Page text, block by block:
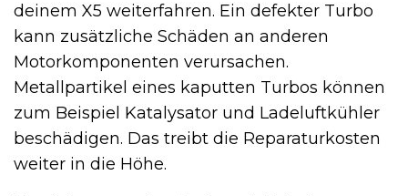
deinem X5 weiterfahren. Ein defekter Turbo
kann zusätzliche Schäden an anderen
Motorkomponenten verursachen.
Metallpartikel eines kaputten Turbos können
zum Beispiel Katalysator und Ladeluftkühler
beschädigen. Das treibt die Reparaturkosten
weiter in die Höhe.